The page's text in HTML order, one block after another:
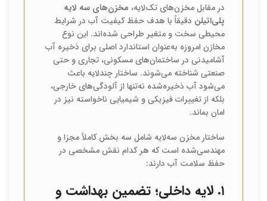
در مقابل مخزن‌های تک‌لایه، مخزن‌های سه لایه
پلی‌اتیلن دقیقاً با هدف حفظ کیفیت آب در شرایط
محیطی سخت و متغیر طراحی شده‌اند. این نوع
مخازن امروزه به‌عنوان استاندارد اصلی برای ذخیره آب
آشامیدنی در ساختمان‌های مسکونی، تجاری و حتی
صنعتی شناخته می‌شوند. ساختار چندلایه باعث
می‌شود آب ذخیره‌شده نه‌تنها از آلودگی‌های خارجی،
بلکه از تغییرات فیزیکی و شیمیایی ناخواسته نیز در
امان بماند.
ساختار مخزن سه‌لایه شامل سه بخش کاملاً مجزا و
مهندسی‌شده است که هر کدام نقش مشخصی در
حفظ سلامت آب دارند:
۱. لایه داخلی؛ تضمین بهداشت و